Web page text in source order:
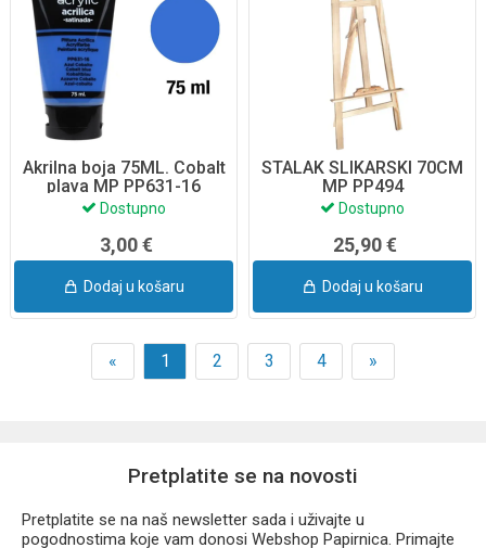
Akrilna boja 75ML. Cobalt
plava MP PP631-16
Dostupno
3,00 €
Dodaj u košaru
STALAK SLIKARSKI 70CM
MP PP494
Dostupno
25,90 €
Dodaj u košaru
« 1 2 3 4 »
Pretplatite se na novosti
Pretplatite se na naš newsletter sada i uživajte u
pogodnostima koje vam donosi Webshop Papirnica. Primajte